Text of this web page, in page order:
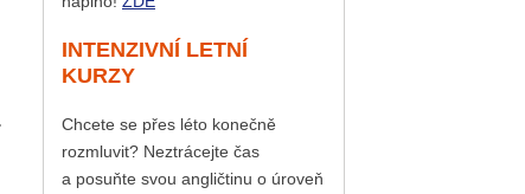
INTENZIVNÍ LETNÍ
KURZY
Chcete se přes léto konečně
rozmluvit? Neztrácejte čas
a posuňte svou angličtinu o úroveň